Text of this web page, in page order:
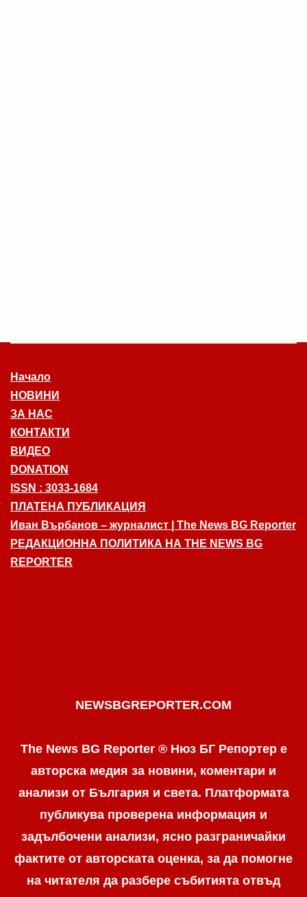
Начало
НОВИНИ
ЗА НАС
КОНТАКТИ
ВИДЕО
DONATION
ISSN : 3033-1684
ПЛАТЕНА ПУБЛИКАЦИЯ
Иван Върбанов – журналист | The News BG Reporter
РЕДАКЦИОННА ПОЛИТИКА НА THE NEWS BG
REPORTER
NEWSBGREPORTER.COM
The News BG Reporter ® Нюз БГ Репортер е
авторска медия за новини, коментари и
анализи от България и света. Платформата
публикува проверена информация и
задълбочени анализи, ясно разграничaйки
фактите от авторската оценка, за да помогне
на читателя да разбере събитията отвъд